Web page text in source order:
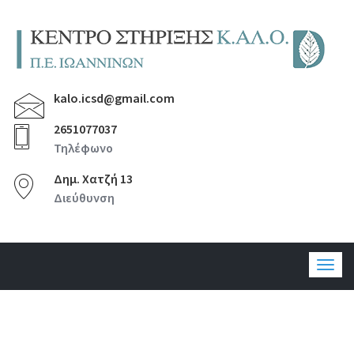
kalo.icsd@gmail.com
2651077037
Τηλέφωνο
Δημ. Χατζή 13
Διεύθυνση